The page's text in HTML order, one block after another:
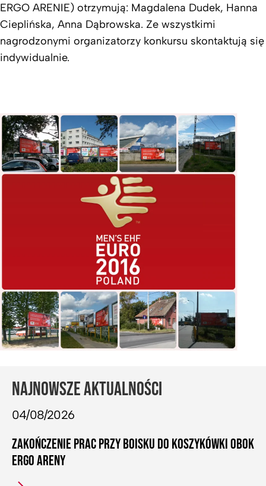
ERGO ARENIE) otrzymują: Magdalena Dudek, Hanna
Cieplińska, Anna Dąbrowska. Ze wszystkimi
nagrodzonymi organizatorzy konkursu skontaktują się
indywidualnie.
NAJNOWSZE AKTUALNOŚCI
04/08/2026
ZAKOŃCZENIE PRAC PRZY BOISKU DO KOSZYKÓWKI OBOK
ERGO ARENY